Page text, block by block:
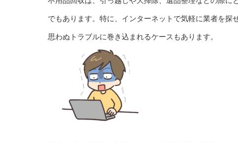
でもあります。特に、インターネットで気軽に業者を探
思わぬトラブルに巻き込まれるケースもあります。